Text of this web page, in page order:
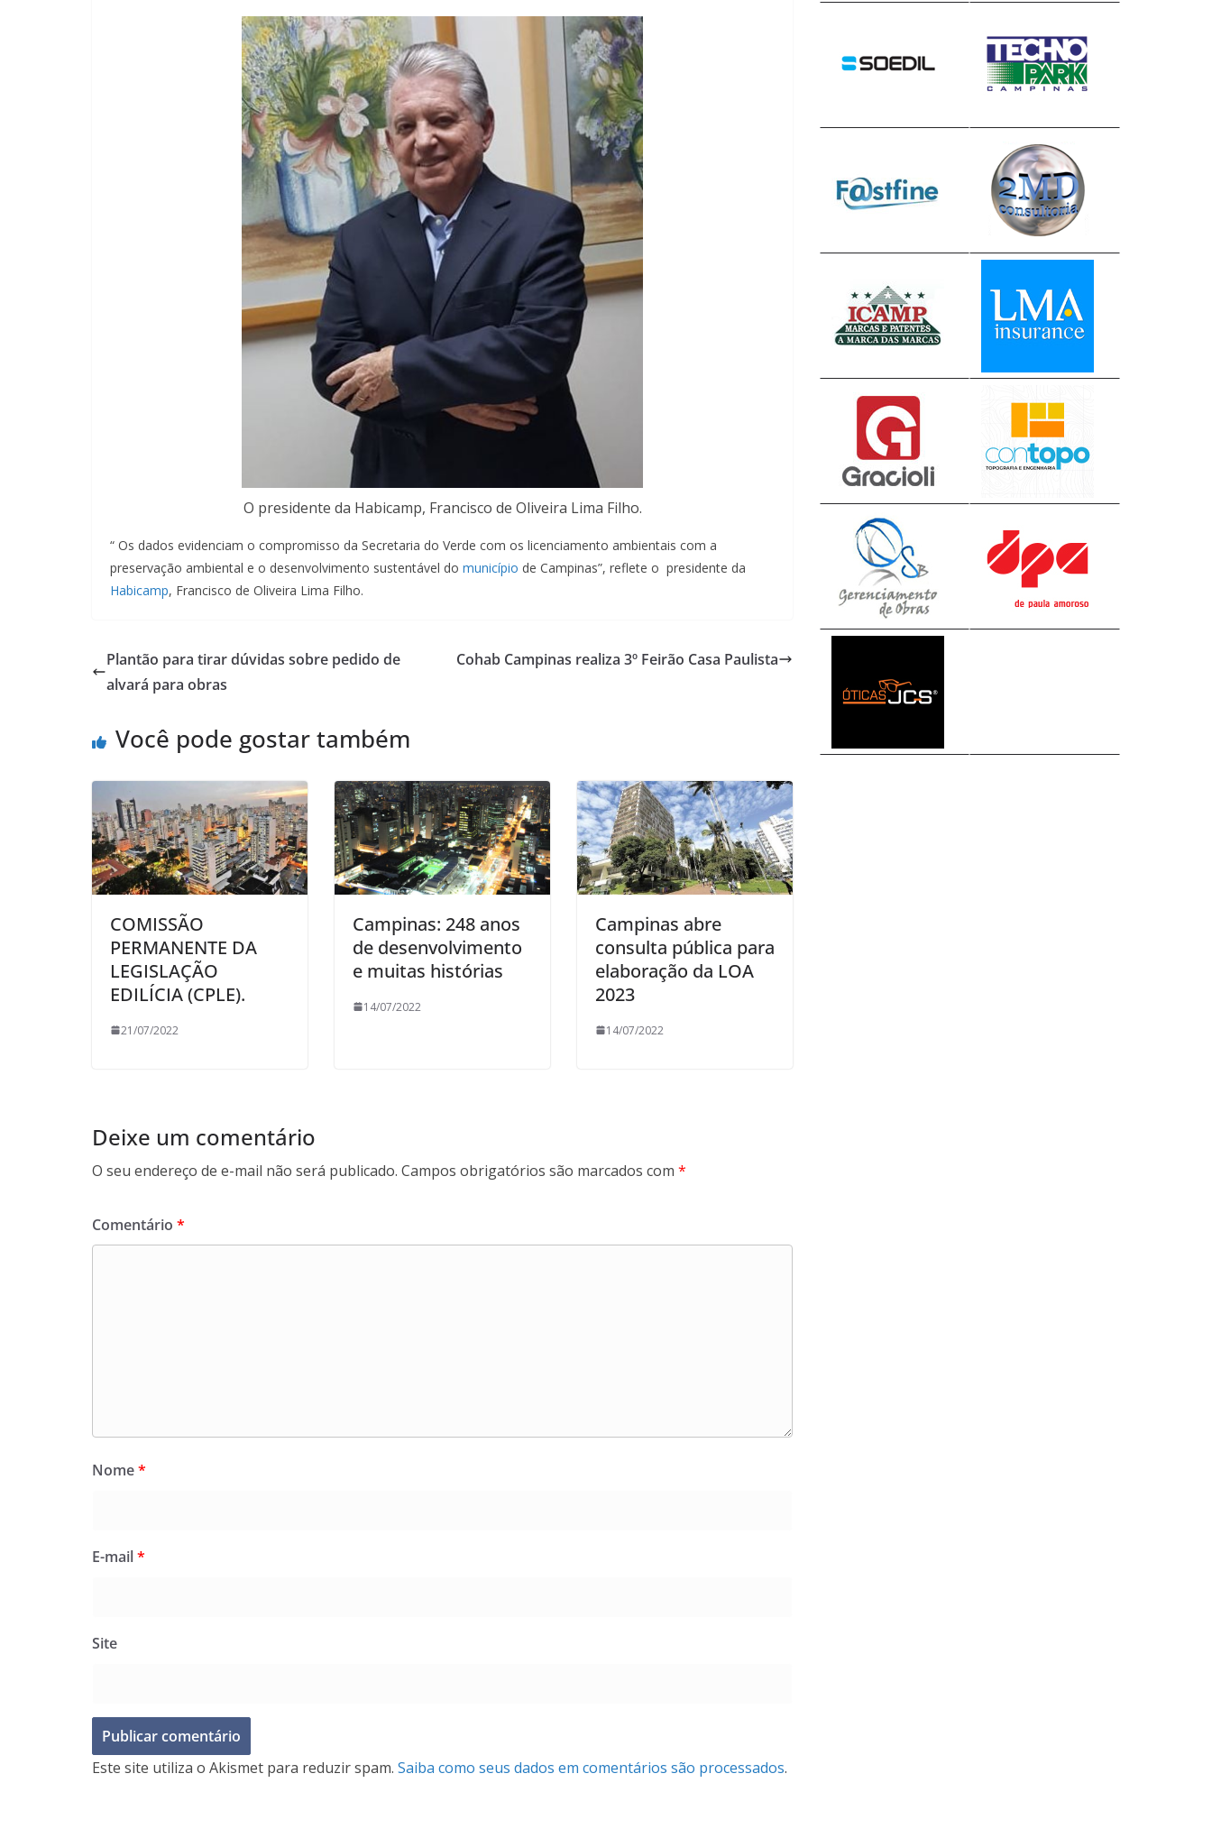
O presidente da Habicamp, Francisco de Oliveira Lima Filho.
“ Os dados evidenciam o compromisso da Secretaria do Verde com os licenciamento ambientais com a
preservação ambiental e o desenvolvimento sustentável do município de Campinas”, reflete o presidente da
Habicamp, Francisco de Oliveira Lima Filho.
Plantão para tirar dúvidas sobre pedido de
alvará para obras
Cohab Campinas realiza 3º Feirão Casa Paulista
Você pode gostar também
COMISSÃO
PERMANENTE DA
LEGISLAÇÃO
EDILÍCIA (CPLE).
21/07/2022
Campinas: 248 anos
de desenvolvimento
e muitas histórias
14/07/2022
Campinas abre
consulta pública para
elaboração da LOA
2023
14/07/2022
Deixe um comentário
O seu endereço de e-mail não será publicado. Campos obrigatórios são marcados com *
Comentário *
Nome*
E-mail*
Site
Este site utiliza o Akismet para reduzir spam. Saiba como seus dados em comentários são processados.